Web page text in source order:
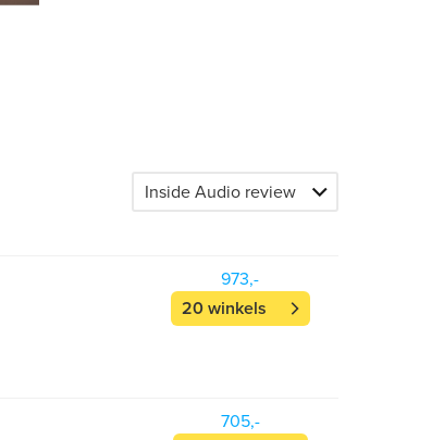
973,-
20 winkels
705,-